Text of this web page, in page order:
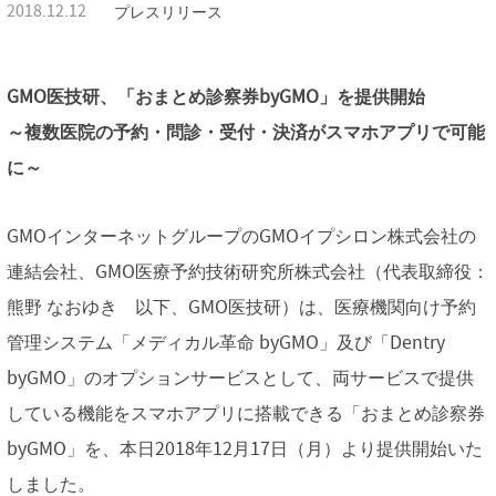
2018.12.12 プレスリリース
GMO医技研、「おまとめ診察券byGMO」を提供開始
～複数医院の予約・問診・受付・決済がスマホアプリで可能
に～
GMOインターネットグループのGMOイプシロン株式会社の
連結会社、GMO医療予約技術研究所株式会社（代表取締役：
熊野 なおゆき 以下、GMO医技研）は、医療機関向け予約
管理システム「メディカル革命 byGMO」及び「Dentry
byGMO」のオプションサービスとして、両サービスで提供
している機能をスマホアプリに搭載できる「おまとめ診察券
byGMO」を、本日2018年12月17日（月）より提供開始いた
しました。